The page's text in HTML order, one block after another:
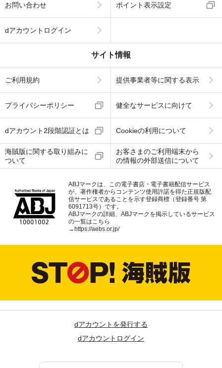
お問い合わせ ポイント表示設定
dアカウントログイン
サイト情報
ご利用規約 提供事業者等に関する表示
プライバシーポリシー 健全なサービスに向けて
dアカウント2段階認証とは Cookieの利用について
海賊版に関する取り組みに
ついて
お客さまのご利用端末から
の情報の外部送信について
ABJマークは、この電子書店・電子書籍配信サービス
が、著作権者からコンテンツ使用許諾を得た正規版配
信サービスであることを示す登録商標（登録番号 第
6091713号）です。
ABJマークの詳細、ABJマークを掲示しているサービス
の一覧はこちら
→https://aebs.or.jp/
dアカウントを発行する
dアカウントログイン